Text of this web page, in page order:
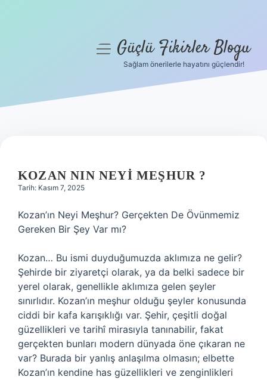
Hakkımızda
menüyüGüçlü Fikirler Blogu
Sağlam önerilerle hayatını güçlendir!
KOZAN NIN NEYI MEŞHUR ?
Tarih: Kasım 7, 2025
Kozan’ın Neyi Meşhur? Gerçekten De Övünmemiz
Gereken Bir Şey Var mı?
Kozan… Bu ismi duyduğumuzda aklımıza ne gelir?
Şehirde bir ziyaretçi olarak, ya da belki sadece bir
yerel olarak, genellikle aklımıza gelen şeyler
sınırlıdır. Kozan’ın meşhur olduğu şeyler konusunda
ciddi bir kafa karışıklığı var. Şehir, çeşitli doğal
güzellikleri ve tarihî mirasıyla tanınabilir, fakat
gerçekten bunları modern dünyada öne çıkaran ne
var? Burada bir yanlış anlaşılma olmasın; elbette
Kozan’ın kendine has güzellikleri ve zenginlikleri